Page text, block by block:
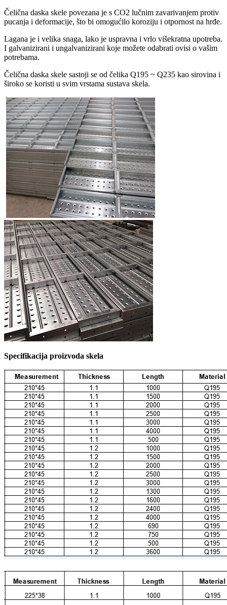
Čelična daska skele povezana je s CO2 lučnim zavarivanjem protiv
pucanja i deformacije, što bi omogućilo koroziju i otpornost na hrđe.
Lagana je i velika snaga, lako je uspravna i vrlo višekratna upotreba.
I galvanizirani i ungalvanizirani koje možete odabrati ovisi o vašim
potrebama.
Čelična daska skele sastoji se od čelika Q195 ~ Q235 kao sirovina i
široko se koristi u svim vrstama sustava skela.
Specifikacija proizvoda skela